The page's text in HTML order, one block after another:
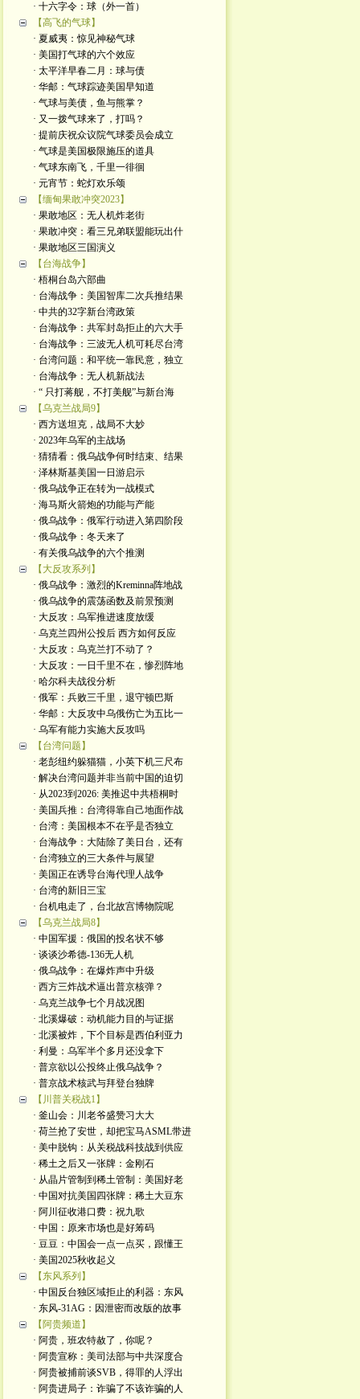
· 十六字令：球（外一首）
【高飞的气球】
· 夏威夷：惊见神秘气球
· 美国打气球的六个效应
· 太平洋早春二月：球与债
· 华邮：气球踪迹美国早知道
· 气球与美债，鱼与熊掌？
· 又一拨气球来了，打吗？
· 提前庆祝众议院气球委员会成立
· 气球是美国极限施压的道具
· 气球东南飞，千里一徘徊
· 元宵节：蛇灯欢乐颂
【缅甸果敢冲突2023】
· 果敢地区：无人机炸老街
· 果敢冲突：看三兄弟联盟能玩出什
· 果敢地区三国演义
【台海战争】
· 梧桐台岛六部曲
· 台海战争：美国智库二次兵推结果
· 中共的32字新台湾政策
· 台海战争：共军封岛拒止的六大手
· 台海战争：三波无人机可耗尽台湾
· 台湾问题：和平统一靠民意，独立
· 台海战争：无人机新战法
· “ 只打蒋舰，不打美舰”与新台海
【乌克兰战局9】
· 西方送坦克，战局不大妙
· 2023年乌军的主战场
· 猜猜看：俄乌战争何时结束、结果
· 泽林斯基美国一日游启示
· 俄乌战争正在转为一战模式
· 海马斯火箭炮的功能与产能
· 俄乌战争：俄军行动进入第四阶段
· 俄乌战争：冬天来了
· 有关俄乌战争的六个推测
【大反攻系列】
· 俄乌战争：激烈的Kreminna阵地战
· 俄乌战争的震荡函数及前景预测
· 大反攻：乌军推进速度放缓
· 乌克兰四州公投后 西方如何反应
· 大反攻：乌克兰打不动了？
· 大反攻：一日千里不在，惨烈阵地
· 哈尔科夫战役分析
· 俄军：兵败三千里，退守顿巴斯
· 华邮：大反攻中乌俄伤亡为五比一
· 乌军有能力实施大反攻吗
【台湾问题】
· 老彭纽约躲猫猫，小英下机三尺布
· 解决台湾问题并非当前中国的迫切
· 从2023到2026: 美推迟中共梧桐时
· 美国兵推：台湾得靠自己地面作战
· 台湾：美国根本不在乎是否独立
· 台海战争：大陆除了美日台，还有
· 台湾独立的三大条件与展望
· 美国正在诱导台海代理人战争
· 台湾的新旧三宝
· 台机电走了，台北故宫博物院呢
【乌克兰战局8】
· 中国军援：俄国的投名状不够
· 谈谈沙希德-136无人机
· 俄乌战争：在爆炸声中升级
· 西方三炸战术逼出普京核弹？
· 乌克兰战争七个月战况图
· 北溪爆破：动机能力目的与证据
· 北溪被炸，下个目标是西伯利亚力
· 利曼：乌军半个多月还没拿下
· 普京欲以公投终止俄乌战争？
· 普京战术核武与拜登台独牌
【川普关税战1】
· 釜山会：川老爷盛赞习大大
· 荷兰抢了安世，却把宝马ASML带进
· 美中脱钩：从关税战科技战到供应
· 稀土之后又一张牌：金刚石
· 从晶片管制到稀土管制：美国好老
· 中国对抗美国四张牌：稀土大豆东
· 阿川征收港口费：祝九歌
· 中国：原来市场也是好筹码
· 豆豆：中国会一点一点买，跟懂王
· 美国2025秋收起义
【东风系列】
· 中国反台独区域拒止的利器：东风
· 东风-31AG：因泄密而改版的故事
【阿贵频道】
· 阿贵，班农特赦了，你呢？
· 阿贵宣称：美司法部与中共深度合
· 阿贵被捕前谈SVB，得罪的人浮出
· 阿贵进局子：诈骗了不该诈骗的人